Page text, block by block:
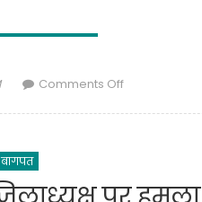
के
निरोजपुर
Comments Offon
पर
बागपत